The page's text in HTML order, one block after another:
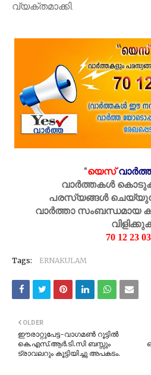
വ്യക്തമാക്കി.
"യെസ്
വാർത്തകൾ
പരസ്യങ്ങൾ
വാർത്താ സംബന്ധമായ
70 12 23
Tags: ERNAKULAM
OLDER
ഈരാറ്റുപേട്ട-വാഗമണ്‍ റൂട്ടില്‍
കെ.എസ്.ആർ.ടി.സി ബസ്സും
ട്രാവലറും കൂട്ടിയിച്ചു അപകടം.